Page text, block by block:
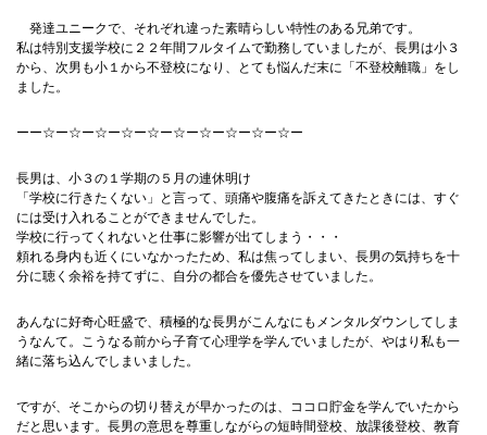
発達ユニークで、それぞれ違った素晴らしい特性のある兄弟です。
私は特別支援学校に２２年間フルタイムで勤務していましたが、長男は小３
から、次男も小１から不登校になり、とても悩んだ末に「不登校離職」をし
ました。
ーー☆ー☆ー☆ー☆ー☆ー☆ー☆ー☆ー☆ー☆ー
長男は、小３の１学期の５月の連休明け
「学校に行きたくない」と言って、頭痛や腹痛を訴えてきたときには、すぐ
には受け入れることができませんでした。
学校に行ってくれないと仕事に影響が出てしまう・・・
頼れる身内も近くにいなかったため、私は焦ってしまい、長男の気持ちを十
分に聴く余裕を持てずに、自分の都合を優先させていました。
あんなに好奇心旺盛で、積極的な長男がこんなにもメンタルダウンしてしま
うなんて。こうなる前から子育て心理学を学んでいましたが、やはり私も一
緒に落ち込んでしまいました。
ですが、そこからの切り替えが早かったのは、ココロ貯金を学んでいたから
だと思います。長男の意思を尊重しながらの短時間登校、放課後登校、教育